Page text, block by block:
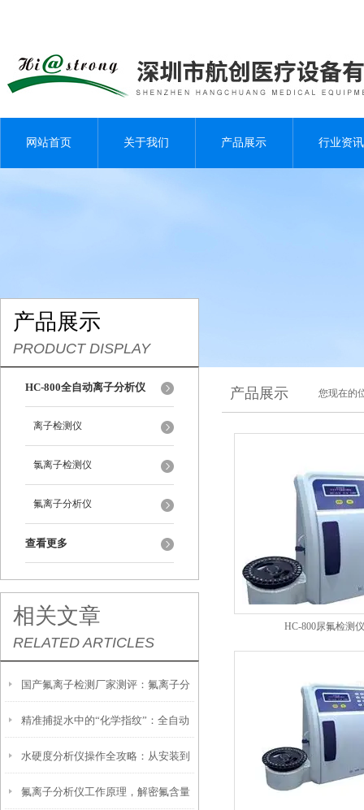
网站首页 关于我们 产品展示 行业资讯
产品展示
PRODUCT DISPLAY
HC-800全自动离子分析仪
离子检测仪
氯离子检测仪
氟离子分析仪
查看更多
相关文章
RELATED ARTICLES
国产氟离子检测厂家测评：氟离子分
析仪、浓度仪性能与性价比对比
精准捕捉水中的“化学指纹”：全自动
离子分析仪技术解析
水硬度分析仪操作全攻略：从安装到
维护的标准化流程
氟离子分析仪工作原理，解密氟含量
产品展示 您现在的
HC-800尿氟检测仪